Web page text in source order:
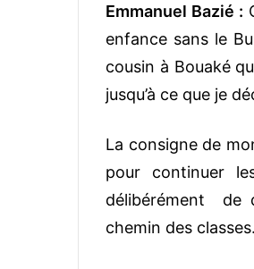
Emmanuel Bazié :
enfance sans le
cousin à Bouaké
jusqu’à ce que je
La consigne de
pour continuer
délibérément de
chemin des